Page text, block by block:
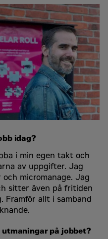
idag?
i min egen takt och
av uppgifter. Jag
micromanage. Jag
sitter även på fritiden
Framför allt i samband
på jobbet?